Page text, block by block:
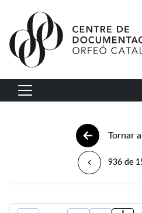
Vés al contingut
Navegació principal
Tornar
936 de